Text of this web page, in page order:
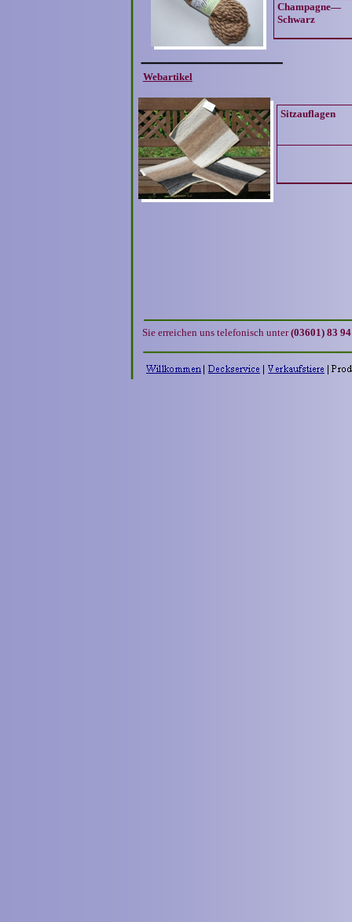
Webartikel
Sie erreichen uns telefonisch unter(03601) 83
Champagne—
Schwarz
Sitzauflagen